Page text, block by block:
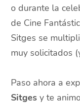
o durante la
de Cine
Sitges se
muy solicitados
Paso ahora a
Sitges y te